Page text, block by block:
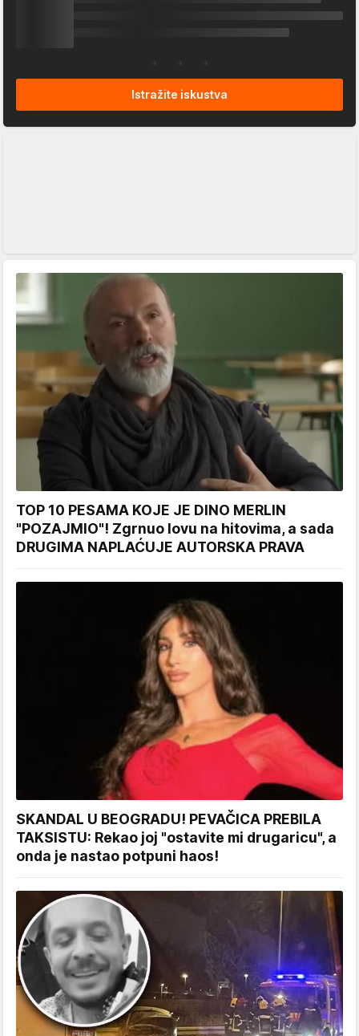
Istražite iskustva
TOP 10 PESAMA KOJE JE DINO MERLIN
"POZAJMIO"! Zgrnuo lovu na hitovima, a sada
DRUGIMA NAPLAĆUJE AUTORSKA PRAVA
SKANDAL U BEOGRADU! PEVAČICA PREBILA
TAKSISTU: Rekao joj "ostavite mi drugaricu", a
onda je nastao potpuni haos!